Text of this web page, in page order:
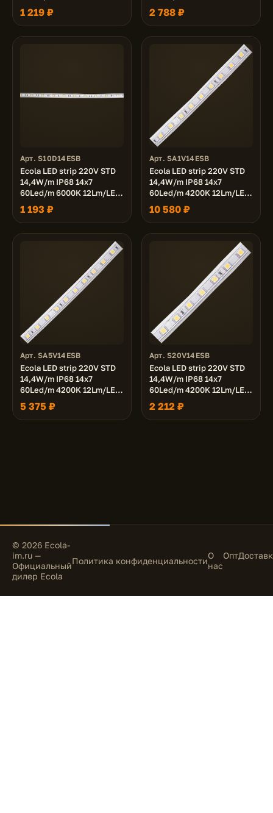
лента 10м.
1 219 ₽
лента 20м.
2 788 ₽
Арт. S10D14ESB
Ecola LED strip 220V STD
14,4W/m IP68 14x7
60Led/m 6000K 12Lm/LED
720Lm/m лента 10м.
1 193 ₽
Арт. SA1V14ESB
Ecola LED strip 220V STD
14,4W/m IP68 14x7
60Led/m 4200K 12Lm/LED
720Lm/m лента 100м.
10 580 ₽
Арт. SA5V14ESB
Ecola LED strip 220V STD
14,4W/m IP68 14x7
60Led/m 4200K 12Lm/LED
720Lm/m лента 50м.
5 375 ₽
Арт. S20V14ESB
Ecola LED strip 220V STD
14,4W/m IP68 14x7
60Led/m 4200K 12Lm/LED
720Lm/m лента 20м.
2 212 ₽
© 2026 Ecola-
im.ru —
Официальный
дилер Ecola
Политика конфиденциальностиО
нас
Опт